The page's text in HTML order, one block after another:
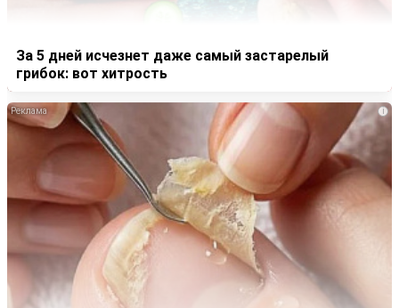
За 5 дней исчезнет даже самый застарелый
грибок: вот хитрость
i